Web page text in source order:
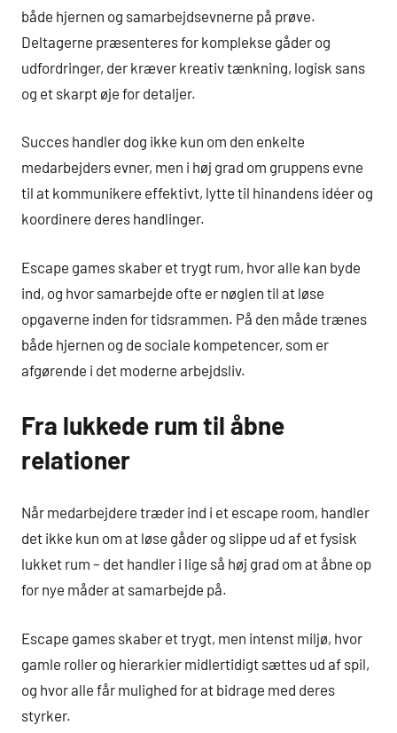
både hjernen og samarbejdsevnerne på prøve.
Deltagerne præsenteres for komplekse gåder og
udfordringer, der kræver kreativ tænkning, logisk sans
og et skarpt øje for detaljer.
Succes handler dog ikke kun om den enkelte
medarbejders evner, men i høj grad om gruppens evne
til at kommunikere effektivt, lytte til hinandens idéer og
koordinere deres handlinger.
Escape games skaber et trygt rum, hvor alle kan byde
ind, og hvor samarbejde ofte er nøglen til at løse
opgaverne inden for tidsrammen. På den måde trænes
både hjernen og de sociale kompetencer, som er
afgørende i det moderne arbejdsliv.
Fra lukkede rum til åbne
relationer
Når medarbejdere træder ind i et escape room, handler
det ikke kun om at løse gåder og slippe ud af et fysisk
lukket rum – det handler i lige så høj grad om at åbne op
for nye måder at samarbejde på.
Escape games skaber et trygt, men intenst miljø, hvor
gamle roller og hierarkier midlertidigt sættes ud af spil,
og hvor alle får mulighed for at bidrage med deres
styrker.